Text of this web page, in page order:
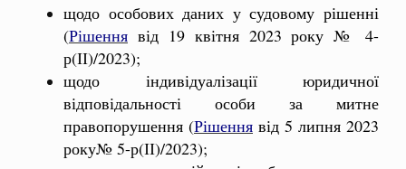
щодо особових даних у судовому рішенні
(Рішення від 19 квітня 2023 року № 4-
р(ІІ)/2023);
щодо індивідуалізації юридичної
відповідальності особи за митне
правопорушення (Рішення від 5 липня 2023
року№ 5-р(ІІ)/2023);